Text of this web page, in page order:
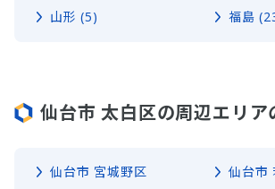
山形 (5) 福島
仙台市 太白区の周辺エリア
仙台市 宮城野区 仙台市